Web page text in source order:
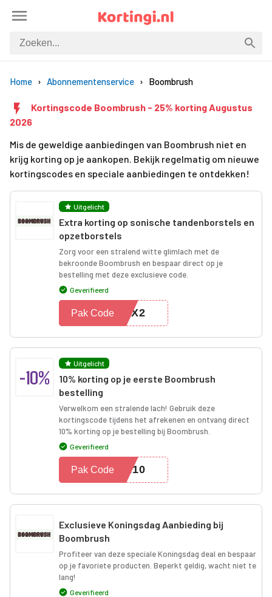
Home Abonnementenservice Boombrush
Kortingscode Boombrush - 25% korting Augustus
2026
Mis de geweldige aanbiedingen van Boombrush niet en
krijg korting op je aankopen. Bekijk regelmatig om nieuwe
kortingscodes en speciale aanbiedingen te ontdekken!
Uitgelicht
Extra korting op sonische tandenborstels en
opzetborstels
Zorg voor een stralend witte glimlach met de
bekroonde Boombrush en bespaar direct op je
bestelling met deze exclusieve code.
Geverifieerd
STX2
Pak Code
-10%
Uitgelicht
10% korting op je eerste Boombrush
bestelling
Verwelkom een stralende lach! Gebruik deze
kortingscode tijdens het afrekenen en ontvang direct
10% korting op je bestelling bij Boombrush.
Geverifieerd
ME10
Pak Code
Exclusieve Koningsdag Aanbieding bij
Boombrush
Profiteer van deze speciale Koningsdag deal en bespaar
op je favoriete producten. Beperkt geldig, wacht niet te
lang!
Geverifieerd